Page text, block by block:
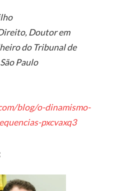
Doutor em
do Tribunal de
Paulo
blog/o-dinamismo-
pxcvaxq3